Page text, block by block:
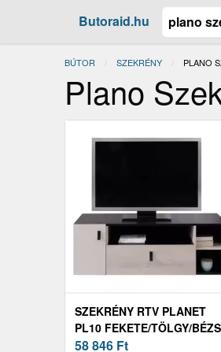
Butoraid.hu
BÚTOR SZEKRÉNY PLANO
Plano
SZEKRÉNY RTV PLANET
PL10 FEKETE/TÖLGY/BÉZS
58 846 Ft